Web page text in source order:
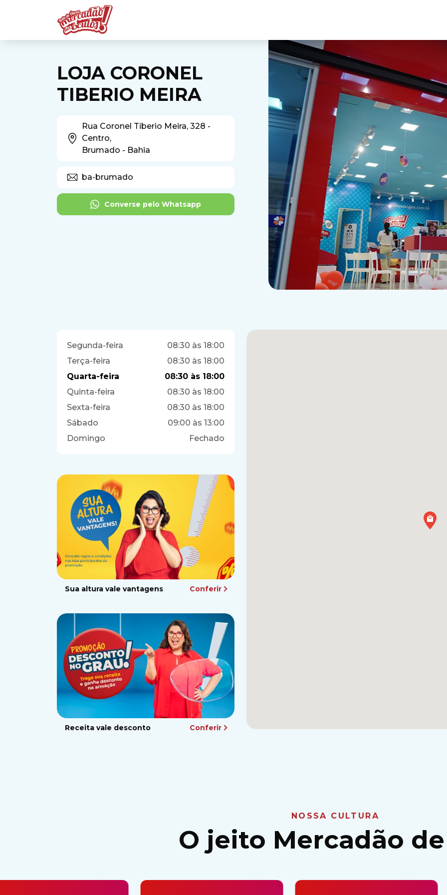
LOJA CORONEL
TIBERIO MEIRA
Rua Coronel Tiberio Meira, 328 -
Centro,
Brumado - Bahia
ba-brumado
Converse pelo Whatsapp
Segunda-feira
08:30 às 18:00
Terça-feira
08:30 às 18:00
Quarta-feira
08:30 às 18:00
Quinta-feira
08:30 às 18:00
Sexta-feira
08:30 às 18:00
Sábado
09:00 às 13:00
Domingo
Fechado
Sua altura vale vantagens Conferir
Receita vale desconto Conferir
NOSSA CULTURA
O jeito Mercadão